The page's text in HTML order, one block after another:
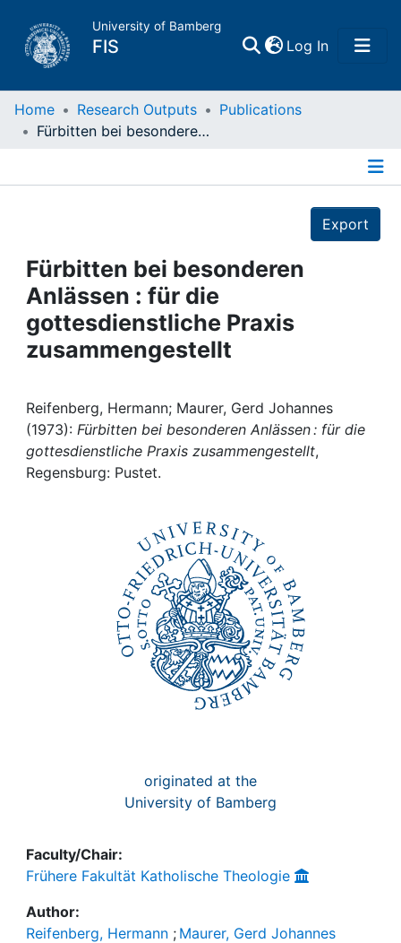
University of Bamberg
FIS Log In(current)
Home
Projects
People
Institutions
Awards
My FIS
Home Research Outputs
Publications
Fürbitten bei besonderen Anlässen : für die gottesdienstliche Praxis zusammengestellt
Export
Fürbitten bei besonderen
Anlässen : für die
gottesdienstliche Praxis
zusammengestellt
Reifenberg, Hermann; Maurer, Gerd Johannes
(1973): Fürbitten bei besonderen Anlässen : für die
gottesdienstliche Praxis zusammengestellt,
Regensburg: Pustet.
originated at the
University of Bamberg
Faculty/Chair:
Frühere Fakultät Katholische Theologie
Author:
Reifenberg, Hermann ; Maurer, Gerd Johannes